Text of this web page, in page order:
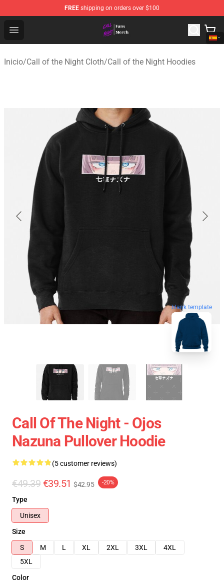
FREE shipping on orders over $100
Open menu
Call of the Night Store - Official Call of the Night
Inicio/Call of the Night Cloth/Call of the Night Hoodies
blank template
Call Of The Night - Ojos
Nazuna Pullover Hoodie
(5 customer reviews)
€49.39 €39.51 $42.95 -20%
Type
Unisex
Size
S
M L XL 2XL 3XL
4XL
5XL
Color